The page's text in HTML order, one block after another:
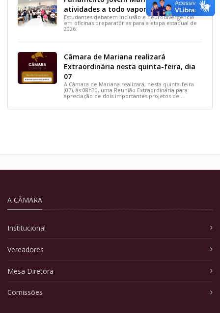
atividades a todo vapor
Estudantes debatem inclusão e neurodivergência
em oficinas preparatórias para a etapa estadual de
2026.
Câmara de Mariana realizará
Extraordinária nesta quinta-feira, dia
07
A Câmara de Mariana realizará, nesta quinta-feira
(07), às 08h30, uma Reunião Extraordinária para
apreciação de dois importantes projetos de
interesse do município.
A CÂMARA
Institucional
Vereadores
Mesa Diretora
Comissões